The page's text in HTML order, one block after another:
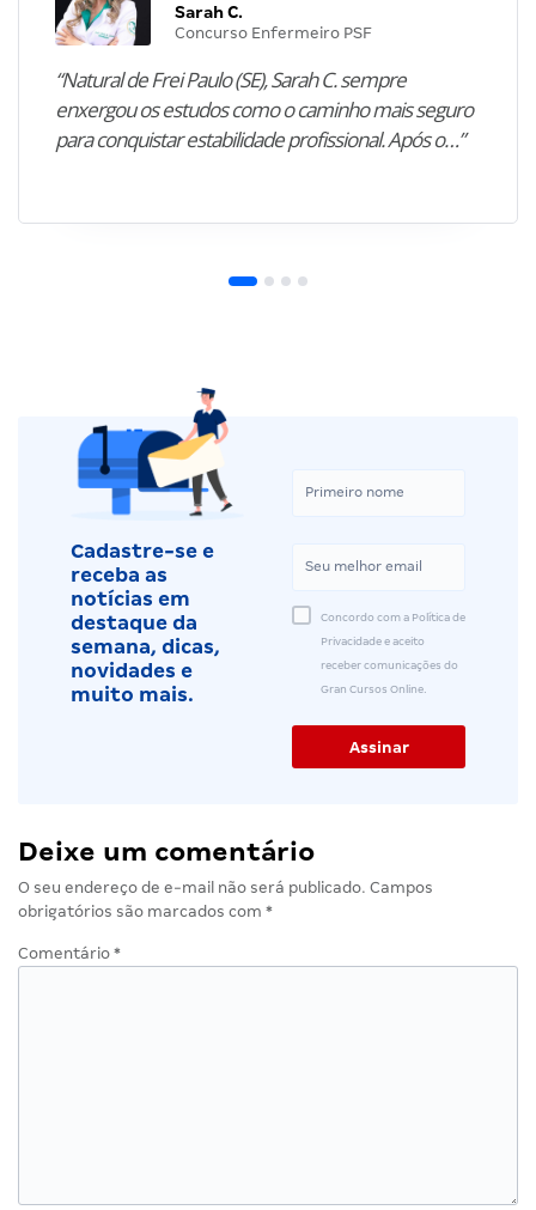
Sarah C.
Concurso Enfermeiro PSF
“Natural de Frei Paulo (SE), Sarah C. sempre
enxergou os estudos como o caminho mais seguro
para conquistar estabilidade profissional. Após o…”
Cadastre-se e
receba as
notícias em
destaque da
semana, dicas,
novidades e
muito mais.
Concordo com a Política de
Privacidade e aceito
receber comunicações do
Gran Cursos Online.
Deixe um comentário
O seu endereço de e-mail não será publicado. Campos
obrigatórios são marcados com *
Comentário *